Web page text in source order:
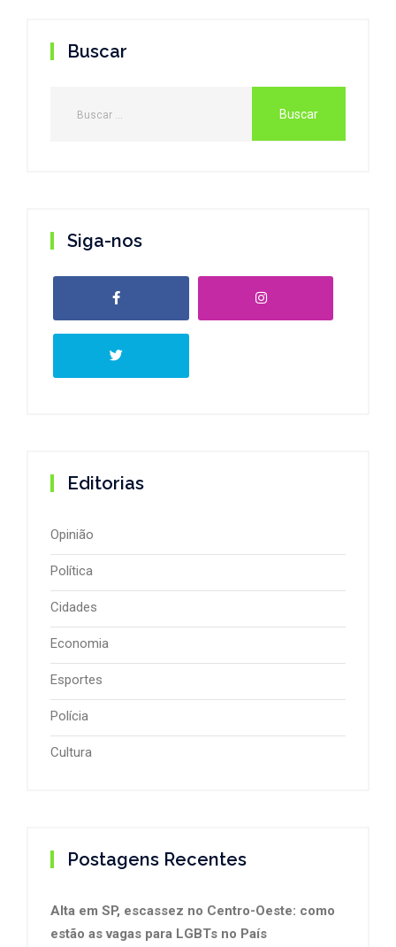
Buscar
Siga-nos
Editorias
Opinião
Política
Cidades
Economia
Esportes
Polícia
Cultura
Postagens Recentes
Alta em SP, escassez no Centro-Oeste: como
estão as vagas para LGBTs no País